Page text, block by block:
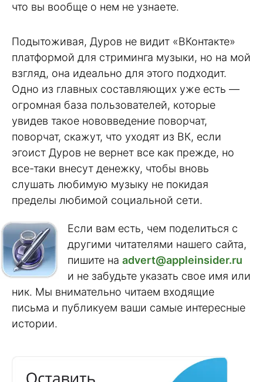
что вы вообще о нем не узнаете.
Подытоживая, Дуров не видит «ВКонтакте»
платформой для стриминга музыки, но на мой
взгляд, она идеально для этого подходит.
Одно из главных составляющих уже есть —
огромная база пользователей, которые
увидев такое нововведение поворчат,
поворчат, скажут, что уходят из ВК, если
эгоист Дуров не вернет все как прежде, но
все-таки внесут денежку, чтобы вновь
слушать любимую музыку не покидая
пределы любимой социальной сети.
Если вам есть, чем поделиться с
другими читателями нашего сайта,
пишите на advert@appleinsider.ru
и не забудьте указать свое имя или
ник. Мы внимательно читаем входящие
письма и публикуем ваши самые интересные
истории.